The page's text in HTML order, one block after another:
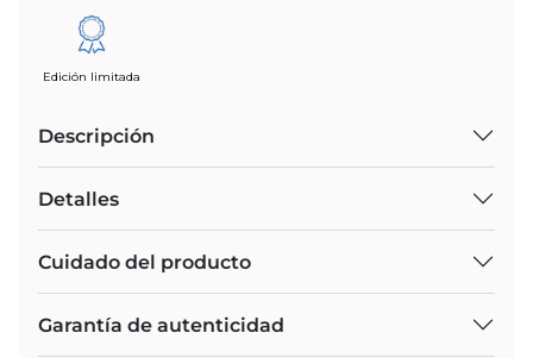
Edición limitada
Descripción
Detalles
Cuidado del producto
Garantía de autenticidad